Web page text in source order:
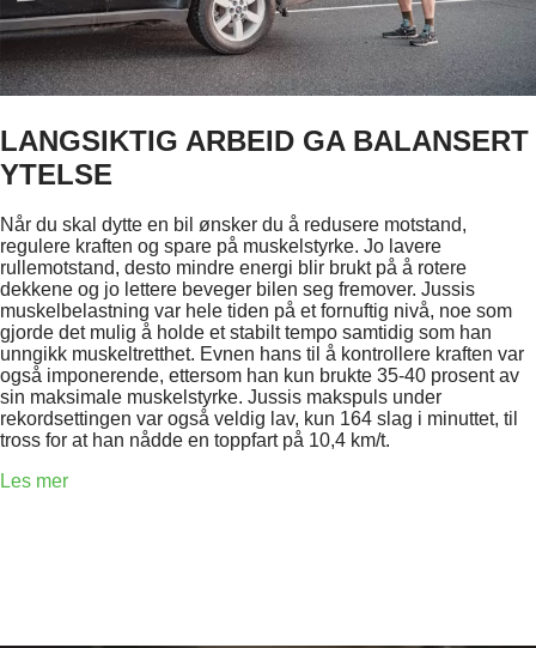
LANGSIKTIG ARBEID GA BALANSERT
YTELSE
Når du skal dytte en bil ønsker du å redusere motstand,
regulere kraften og spare på muskelstyrke. Jo lavere
rullemotstand, desto mindre energi blir brukt på å rotere
dekkene og jo lettere beveger bilen seg fremover. Jussis
muskelbelastning var hele tiden på et fornuftig nivå, noe som
gjorde det mulig å holde et stabilt tempo samtidig som han
unngikk muskeltretthet. Evnen hans til å kontrollere kraften var
også imponerende, ettersom han kun brukte 35-40 prosent av
sin maksimale muskelstyrke. Jussis makspuls under
rekordsettingen var også veldig lav, kun 164 slag i minuttet, til
tross for at han nådde en toppfart på 10,4 km/t.
Les mer